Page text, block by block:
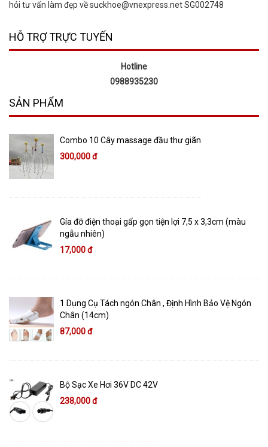
hỏi tư vấn làm đẹp về suckhoe@vnexpress.net SG002748
HỖ TRỢ TRỰC TUYẾN
Hotline
0988935230
SẢN PHẨM
Combo 10 Cây massage đầu thư giãn
300,000 đ
Gía đỡ điện thoại gấp gọn tiện lợi 7,5 x 3,3cm (màu
ngẫu nhiên)
17,000 đ
1 Dụng Cụ Tách ngón Chân , Định Hình Bảo Vệ Ngón
Chân (14cm)
87,000 đ
Bộ Sạc Xe Hơi 36V DC 42V
238,000 đ